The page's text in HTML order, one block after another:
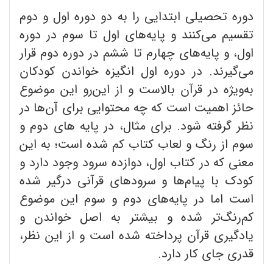
دوره تحصیلی ابتدایی را به دو دوره اول و دوم
تقسیم می‌کنند و پایه‌های اول تا سوم در دوره
اول، و پایه‌های چهارم تا ششم در دوره دوم قرار
می‌گیرند. در دوره اول انگیزه خواندن کودکان
به‌ویژه در قرآن بالاست و از این‌رو این موضوع
حائز اهمیت است که چه محتوایی برای آن‌ها در
نظر گرفته شود. برای مثال، در پایه های دوم و
سوم از رنگ و لعاب کتاب کم شده است؛ به این
معنی که در کتاب اول، دوازده سرود وجود دارد و
کودک با پیام‌ها و سرودهای قرآنی درگیر شده
‌است اما در پایه‌های دوم و سوم این موضوع
کم‌رنگ‌تر شده و بیشتر به اصل خواندن و
یادگیری قرآن پرداخته شده است و از این نظر،
قدری جای کار دارد.